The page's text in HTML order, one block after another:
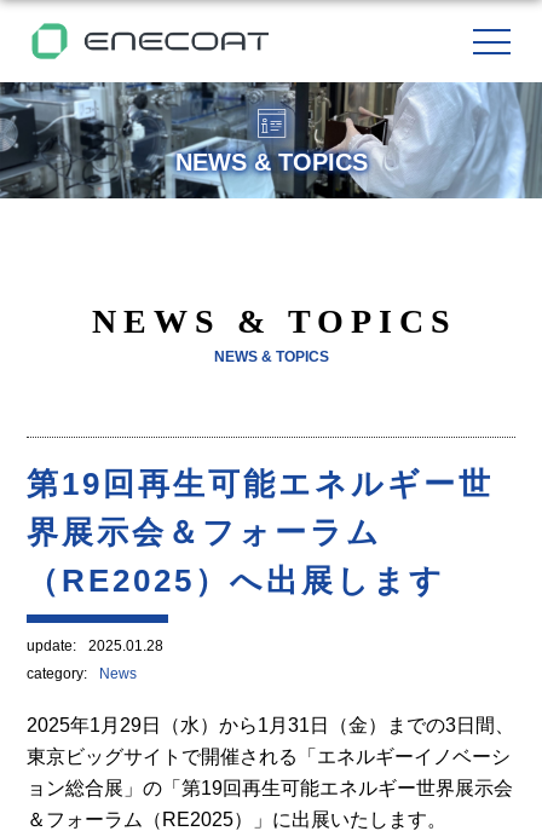
NEWS & TOPICS
NEWS & TOPICS
NEWS & TOPICS
第19回再生可能エネルギー世
界展示会＆フォーラム
（RE2025）へ出展します
update:
2025.01.28
category:
News
2025年1月29日（水）から1月31日（金）までの3日間、
東京ビッグサイトで開催される「エネルギーイノベーシ
ョン総合展」の「第19回再生可能エネルギー世界展示会
＆フォーラム（RE2025）」に出展いたします。